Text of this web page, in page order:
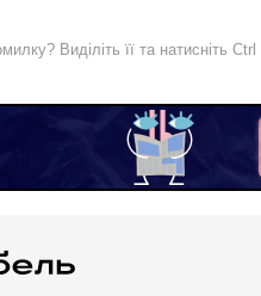
Виділіть її та натисніть Ctrl